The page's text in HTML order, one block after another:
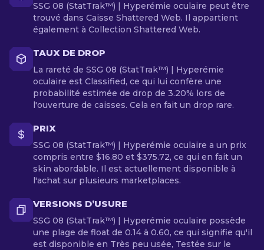
SSG 08 (StatTrak™) | Hyperémie oculaire peut être
trouvé dans Caisse Shattered Web. Il appartient
également à Collection Shattered Web.
TAUX DE DROP
La rareté de SSG 08 (StatTrak™) | Hyperémie
oculaire est Classified, ce qui lui confère une
probabilité estimée de drop de 3.20% lors de
l'ouverture de caisses. Cela en fait un drop rare.
PRIX
SSG 08 (StatTrak™) | Hyperémie oculaire a un prix
compris entre $16.80 et $375.72, ce qui en fait un
skin abordable. Il est actuellement disponible à
l'achat sur plusieurs marketplaces.
VERSIONS D’USURE
SSG 08 (StatTrak™) | Hyperémie oculaire possède
une plage de float de 0.14 à 0.60, ce qui signifie qu'il
est disponible en Très peu usée, Testée sur le